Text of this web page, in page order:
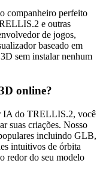
companheiro perfeito
e outras
de jogos,
baseado em
sem instalar nenhum
online?
IA do TRELLIS.2, você
suas criações. Nosso
incluindo GLB,
intuitivos de órbita
redor do seu modelo